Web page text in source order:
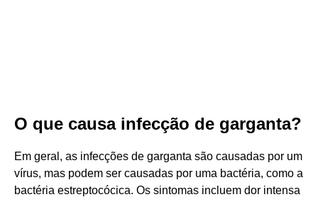
O que causa infecção de garganta?
Em geral, as infecções de garganta são causadas por um
vírus, mas podem ser causadas por uma bactéria, como a
bactéria estreptocócica. Os sintomas incluem dor intensa